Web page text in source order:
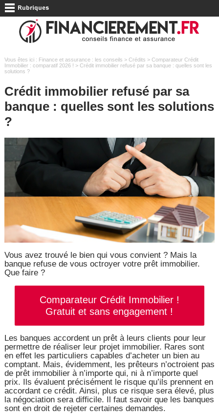
Vous êtes ici : Finance et assurance : les conseils > Crédits > Comparateur Crédit
Immobilier : comparatif 2026 ! > Crédit immobilier refusé par sa banque : quelles sont les
solutions ?
Crédit immobilier refusé par sa
banque : quelles sont les solutions
?
Vous avez trouvé le bien qui vous convient ? Mais la
banque refuse de vous octroyer votre prêt immobilier.
Que faire ?
Comparateur Crédit Immobilier !
Gratuit et sans engagement !
Les banques accordent un prêt à leurs clients pour leur
permettre de réaliser leur projet immobilier. Rares sont
en effet les particuliers capables d’acheter un bien au
comptant. Mais, évidemment, les prêteurs n’octroient pas
de prêt immobilier à n’importe qui, ni à n’importe quel
prix. Ils évaluent précisément le risque qu’ils prennent en
accordant ce crédit. Ainsi, plus ce risque sera élevé, plus
la négociation sera difficile. Il faut savoir que les banques
sont en droit de rejeter certaines demandes.